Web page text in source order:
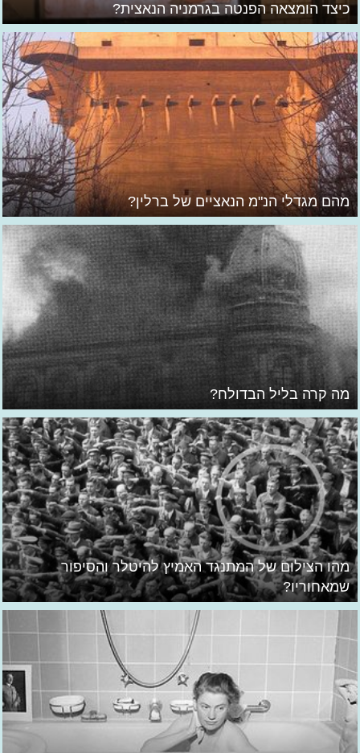
כיצד הומצאה הפנטה בגרמניה הנאצית?
מהם מגדלי הנ"מ הנאציים של ברלין?
מה קרה בליל הבדולח?
מהו הצילום של המתנגד האמיץ להיטלר והסיפור
שמאחוריו?